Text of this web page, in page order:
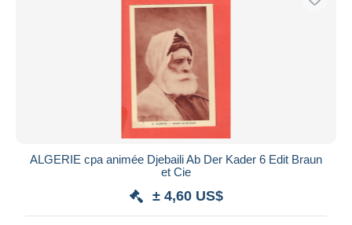
ALGERIE cpa animée Djebaili Ab Der Kader 6 Edit Braun
et Cie
± 4,60 US$